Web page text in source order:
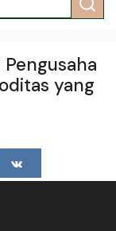
yang